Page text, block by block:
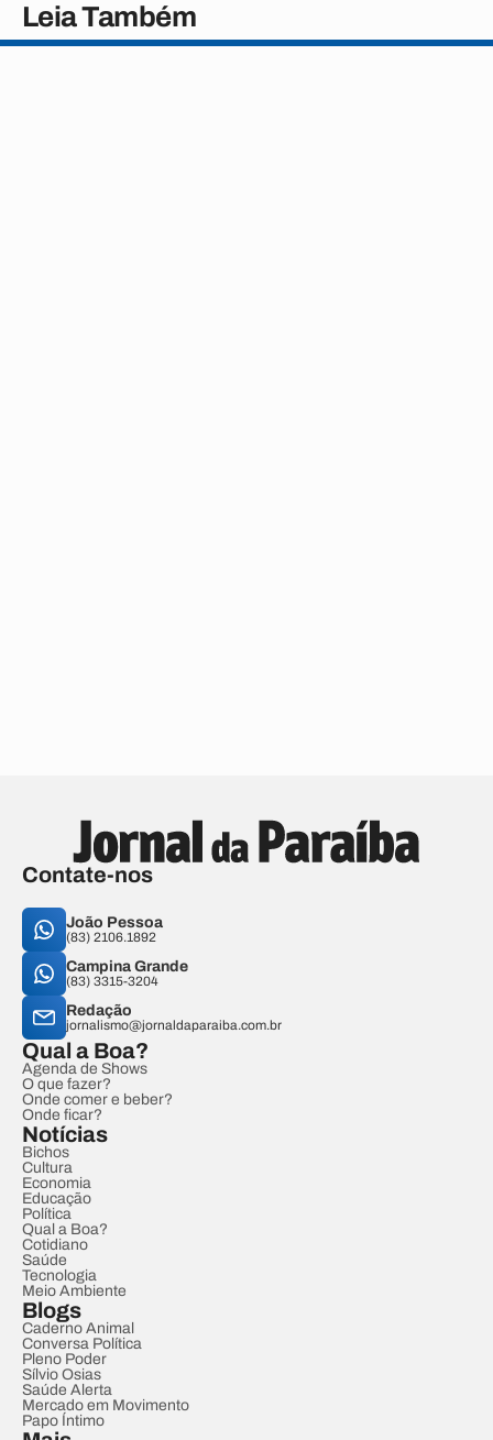
Leia Também
Contate-nos
João Pessoa
(83) 2106.1892
Campina Grande
(83) 3315-3204
Redação
jornalismo@jornaldaparaiba.com.br
Qual a Boa?
Agenda de Shows
O que fazer?
Onde comer e beber?
Onde ficar?
Notícias
Bichos
Cultura
Economia
Educação
Política
Qual a Boa?
Cotidiano
Saúde
Tecnologia
Meio Ambiente
Blogs
Caderno Animal
Conversa Política
Pleno Poder
Sílvio Osias
Saúde Alerta
Mercado em Movimento
Papo Íntimo